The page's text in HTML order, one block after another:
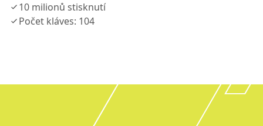
10 milionů stisknutí
Počet kláves: 104